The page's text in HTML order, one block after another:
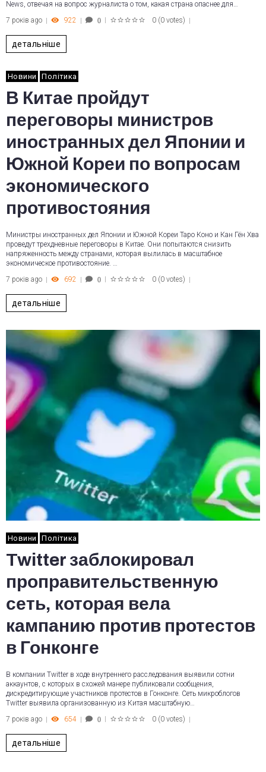
News, отвечая на вопрос журналиста о том, какая страна опаснее для…
7 років ago
922 0 0 (0 votes)
детальніше
Новини Політика
В Китае пройдут
переговоры министров
иностранных дел Японии и
Южной Кореи по вопросам
экономического
противостояния
Министры иностранных дел Японии и Южной Кореи Таро Коно и Кан Гён Хва
проведут трехдневные переговоры в Китае. Они попытаются снизить
напряженность между странами, которая вылилась в масштабное
экономическое противостояние. …
7 років ago
692 0 0 (0 votes)
детальніше
Новини Політика
Twitter заблокировал
проправительственную
сеть, которая вела
кампанию против протестов
в Гонконге
В компании Twitter в ходе внутреннего расследования выявили сотни
аккаунтов, с которых в схожей манере публиковали сообщения,
дискредитирующие участников протестов в Гонконге. Сеть микроблогов
Twitter выявила организованную из Китая масштабную…
7 років ago
654 0 0 (0 votes)
детальніше